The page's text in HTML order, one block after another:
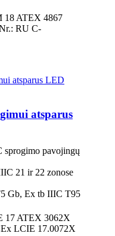
18 ATEX 4867
RU C-
atsparus
pavojingų
21 ir 22 zonose
Gb, Ex tb IIIC T95
17 ATEX 3062X
LCIE 17.0072X